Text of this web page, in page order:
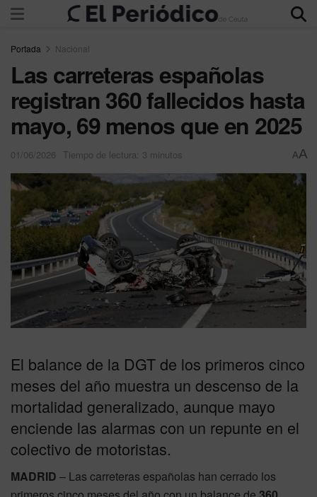
Portada Nacional
Las carreteras españolas
registran 360 fallecidos hasta
mayo, 69 menos que en 2025
01/06/2026 Tiempo de lectura: 3 minutos AA
El balance de la DGT de los primeros cinco
meses del año muestra un descenso de la
mortalidad generalizado, aunque mayo
enciende las alarmas con un repunte en el
colectivo de motoristas.
MADRID – Las carreteras españolas han cerrado los